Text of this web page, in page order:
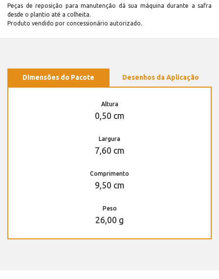
Peças de reposição para manutenção dá sua máquina durante a safra
desde o plantio até a colheita.
Produto vendido por concessionário autorizado.
Dimensões do Pacote Desenhos da Aplicação
Altura
0,50 cm
Largura
7,60 cm
Comprimento
9,50 cm
Peso
26,00 g